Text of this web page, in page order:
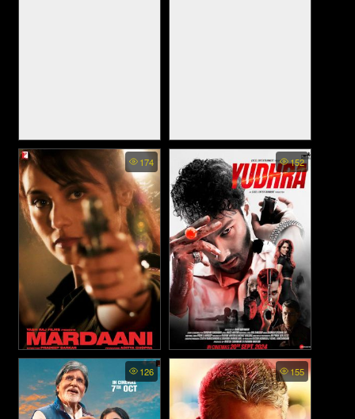
Raazi - ความมุ่งมั่น
Laal Kaptaan - กัปตันแดง
เดือด (2019)
174
Mardaani - มาร์ดานี่ สวย
พิฆาต (2014)
152
Yudhra - ยูธรา (2024)
126 155